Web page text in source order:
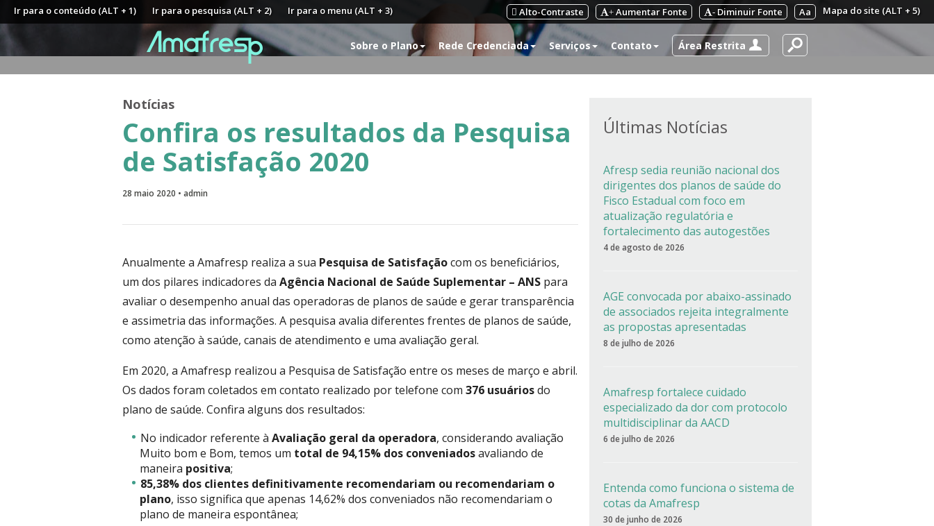
Ir para o conteúdo (ALT + 1) Ir para o pesquisa (ALT + 2) Ir para o menu (ALT + 3) Mapa do site (ALT + 5)
Aa
- Diminuir Fonte
+ Aumentar Fonte
Alto-Contraste
Sobre o Plano Rede Credenciada Serviços Contato Área Restrita
Notícias
Confira os resultados da Pesquisa
de Satisfação 2020
28 maio 2020 • admin
Anualmente a Amafresp realiza a sua Pesquisa de Satisfaçãocom os beneficiários,
um dos pilares indicadores da Agência Nacional de Saúde Suplementar – ANS para
avaliar o desempenho anual das operadoras de planos de saúde e gerar transparência
e assimetria das informações. A pesquisa avalia diferentes frentes de planos de saúde,
como atenção à saúde, canais de atendimento e uma avaliação geral.
Em 2020, a Amafresp realizou a Pesquisa de Satisfação entre os meses de março e abril.
Os dados foram coletados em contato realizado por telefone com 376 usuáriosdo
plano de saúde. Confira alguns dos resultados:
No indicador referente à Avaliação geral da operadora, considerando avaliação
Muito bom e Bom, temos um total de 94,15% dos conveniadosavaliando de
maneira positiva;
85,38% dos clientes definitivamente recomendariam ou recomendariam o
plano, isso significa que apenas 14,62% dos conveniados não recomendariam o
plano de maneira espontânea;
Últimas Notícias
Afresp sedia reunião nacional dos
dirigentes dos planos de saúde do
Fisco Estadual com foco em
atualização regulatória e
fortalecimento das autogestões
4 de agosto de 2026
AGE convocada por abaixo-assinado
de associados rejeita integralmente
as propostas apresentadas
8 de julho de 2026
Amafresp fortalece cuidado
especializado da dor com protocolo
multidisciplinar da AACD
6 de julho de 2026
Entenda como funciona o sistema de
cotas da Amafresp
30 de junho de 2026